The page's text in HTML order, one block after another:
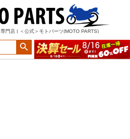
専門店 | ＜公式＞モトパーツ(MOTO PARTS)